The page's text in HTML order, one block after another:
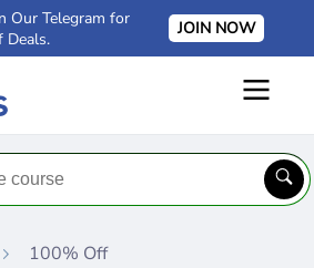
Our Telegram for
Deals.
JOIN NOW
100% Off